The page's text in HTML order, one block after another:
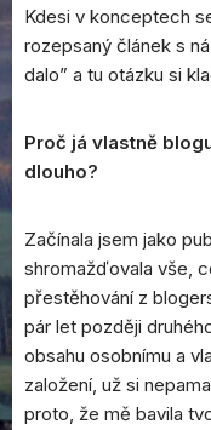
Kdesi v konceptech
rozepsaný článek s
dalo” a tu otázku si
Proč já vlastně
dlouho?
Začínala jsem jako
shromažďovala vše,
přestěhování z
pár let později
obsahu osobnímu a
založení, už si
proto, že mě bavila